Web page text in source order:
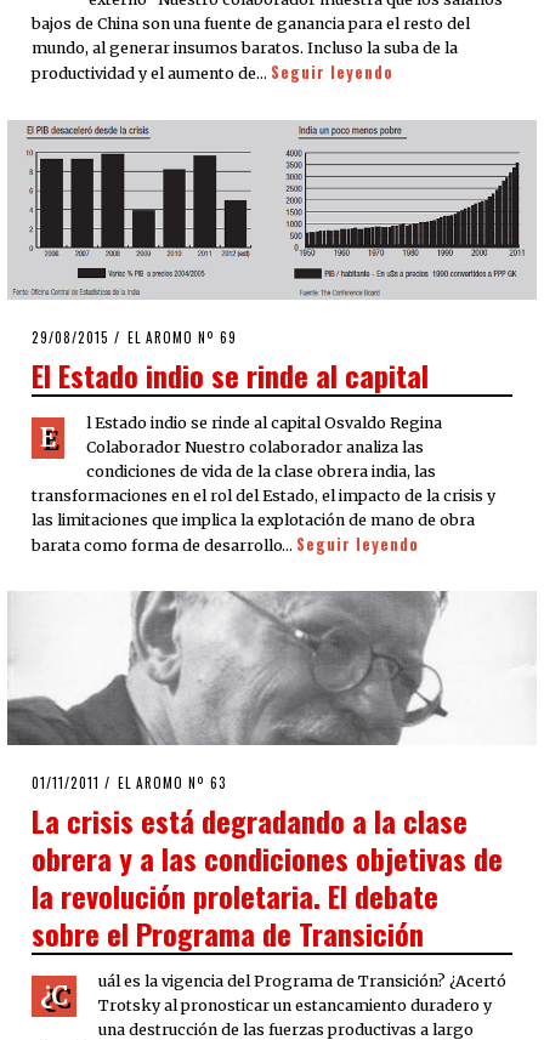
bajos de China son una fuente de ganancia para el resto del
mundo, al generar insumos baratos. Incluso la suba de la
productividad y el aumento de… Seguir leyendo
POSTED
29/08/2015 EL AROMO Nº 69
El Estado indio se rinde al capital
E
l Estado indio se rinde al capital Osvaldo Regina
Colaborador Nuestro colaborador analiza las
condiciones de vida de la clase obrera india, las
transformaciones en el rol del Estado, el impacto de la crisis y
las limitaciones que implica la explotación de mano de obra
barata como forma de desarrollo… Seguir leyendo
POSTED
01/11/2011 24/09/2020
EL AROMO Nº 63
La crisis está degradando a la clase
obrera y a las condiciones objetivas de
la revolución proletaria. El debate
sobre el Programa de Transición
¿C
uál es la vigencia del Programa de Transición? ¿Acertó
Trotsky al pronosticar un estancamiento duradero y
una destrucción de las fuerzas productivas a largo